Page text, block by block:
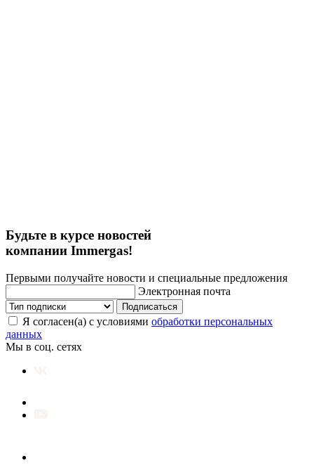
Будьте в курсе новостей
компании Immergas!
Первыми получайте новости и специальные предложения
Электронная почта
Подписаться
Я согласен(а) с условиями обработки персональных
данных
Мы в соц. сетях